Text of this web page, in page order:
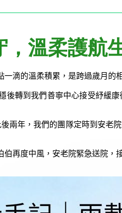
溫柔護航
滴的溫柔積累，是跨過歲月的
後轉到我們善寧中心接受紓緩
後兩年，我們的團隊定時到安老
再度中風，安老院緊急送院，